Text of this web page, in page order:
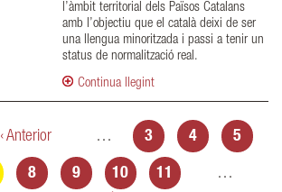
l’àmbit territorial dels Països Catalans
amb l’objectiu que el català deixi de ser
una llengua minoritzada i passi a tenir un
status de normalització real.
Continua llegint
‹ Anterior … 3 4 5
8 9 10 11
…